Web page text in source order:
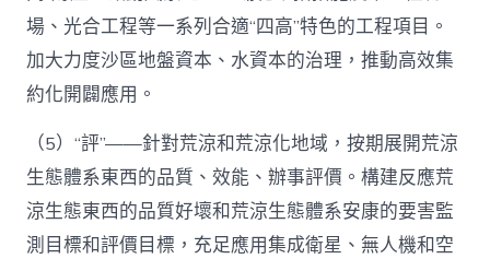
場、光合工程等一系列合適“四高”特色的工程項目。
加大力度沙區地盤資本、水資本的治理，推動高效集
約化開闢應用。
（5）“評”——針對荒涼和荒涼化地域，按期展開荒涼
生態體系東西的品質、效能、辦事評價。構建反應荒
涼生態東西的品質好壞和荒涼生態體系安康的要害監
測目標和評價目標，充足應用集成衛星、無人機和空